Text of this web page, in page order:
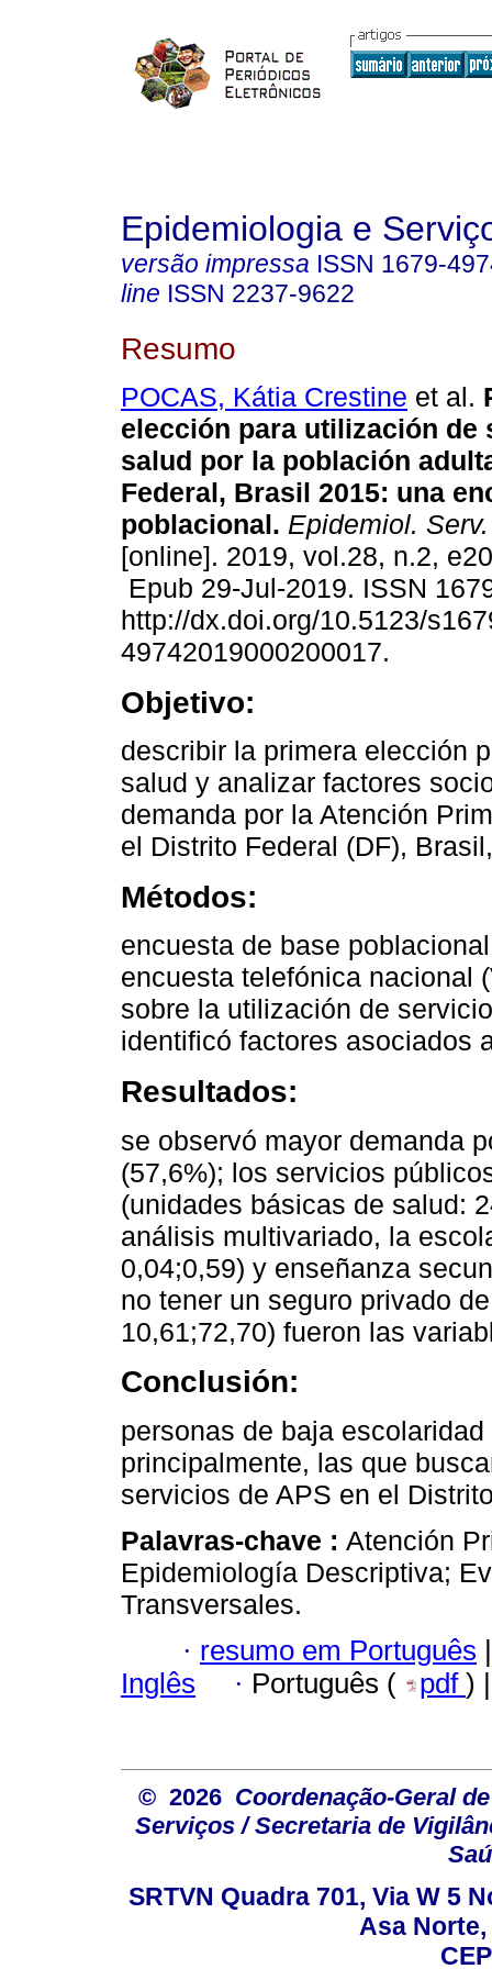
Epidemiologia e
versão impressa ISSN 1679-
line ISSN 2237-9622
Resumo
POCAS, Kátia Crestine et al.
elección para utilización de
salud por la población
Federal, Brasil 2015: una
poblacional. Epidemiol.
[online]. 2019, vol.28, n.2,
Epub 29-Jul-2019. ISSN
http://dx.doi.org/10.5123/
49742019000200017.
Objetivo:
describir la primera elección
salud y analizar factores
demanda por la Atención
el Distrito Federal (DF),
Métodos:
encuesta de base
encuesta telefónica nacional
sobre la utilización de
identificó factores asociados
Resultados:
se observó mayor demanda
(57,6%); los servicios
(unidades básicas de salud:
análisis multivariado, la
0,04;0,59) y enseñanza
no tener un seguro privado
10,61;72,70) fueron las
Conclusión:
personas de baja
principalmente, las que
servicios de APS en el
Palavras-chave : Atención
Epidemiología Descriptiva;
Transversales.
· resumo em Português
Inglês
· Português ( pdf )
© 2026 Coordenação-Geral
Serviços / Secretaria de
SRTVN Quadra 701, Via W 5
Asa